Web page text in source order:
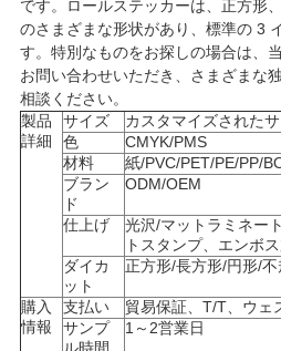
ニ
ュ
ー
合
です。ロールステッカーは、正方形
のさまざまな形状があり、標準の 3
す。特別なものをお探しの場合は、
お問い合わせいただき、さまざまな
相談ください。
製品
詳細
サイズ
カスタマイズされた
色
CMYK/PMS
材料
紙/PVC/PET/PE/PP/
ブラン
ド
ODM/OEM
仕上げ
光沢/マットラミネー
トスタンプ、エンボ
ダイカ
ット
正方形/長方形/円形/不
購入
情報
支払い
貿易保証、T/T、ウェ
サンプ
1～2営業日